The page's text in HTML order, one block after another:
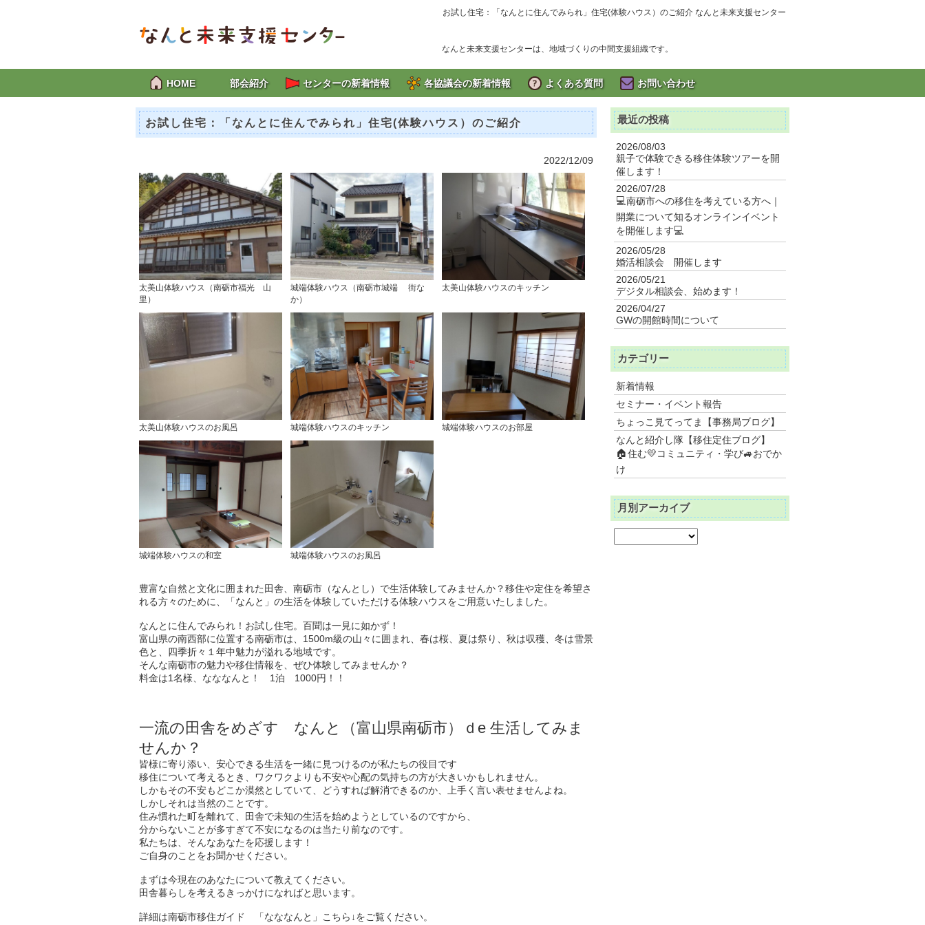
お試し住宅：「なんとに住んでみられ」住宅(体験ハウス）のご紹介 なんと未来支援センター
なんと未来支援センターは、地域づくりの中間支援組織です。
HOME 部会紹介 センターの新着情報 各協議会の新着情報 よくある質問 お問い合わせ
お試し住宅：「なんとに住んでみられ」住宅(体験ハウス）のご紹介
2022/12/09
太美山体験ハウス（南砺市福光 山
里）
城端体験ハウス（南砺市城端 街な
か）
太美山体験ハウスのキッチン
太美山体験ハウスのお風呂 城端体験ハウスのキッチン 城端体験ハウスのお部屋
城端体験ハウスの和室 城端体験ハウスのお風呂
豊富な自然と文化に囲まれた田舎、南砺市（なんとし）で生活体験してみませんか？移住や定住を希望さ
れる方々のために、「なんと」の生活を体験していただける体験ハウスをご用意いたしました。
なんとに住んでみられ！お試し住宅。百聞は一見に如かず！
富山県の南西部に位置する南砺市は、1500m級の山々に囲まれ、春は桜、夏は祭り、秋は収穫、冬は雪景
色と、四季折々１年中魅力が溢れる地域です。
そんな南砺市の魅力や移住情報を、ぜひ体験してみませんか？
料金は1名様、なななんと！ 1泊 1000円！！
一流の田舎をめざす なんと（富山県南砺市）ｄe 生活してみま
せんか？
皆様に寄り添い、安心できる生活を一緒に見つけるのが私たちの役目です
移住について考えるとき、ワクワクよりも不安や心配の気持ちの方が大きいかもしれません。
しかもその不安もどこか漠然としていて、どうすれば解消できるのか、上手く言い表せませんよね。
しかしそれは当然のことです。
住み慣れた町を離れて、田舎で未知の生活を始めようとしているのですから、
分からないことが多すぎて不安になるのは当たり前なのです。
私たちは、そんなあなたを応援します！
ご自身のことをお聞かせください。
まずは今現在のあなたについて教えてください。
田舎暮らしを考えるきっかけになればと思います。
詳細は南砺市移住ガイド 「なななんと」こちら↓をご覧ください。
最近の投稿
2026/08/03
親子で体験できる移住体験ツアーを開
催します！
2026/07/28
💻南砺市への移住を考えている方へ｜
開業について知るオンラインイベント
を開催します💻
2026/05/28
婚活相談会 開催します
2026/05/21
デジタル相談会、始めます！
2026/04/27
GWの開館時間について
カテゴリー
新着情報
セミナー・イベント報告
ちょっこ見てってま【事務局ブログ】
なんと紹介し隊【移住定住ブログ】
🏠住む💛コミュニティ・学び🚙おでか
け
月別アーカイブ